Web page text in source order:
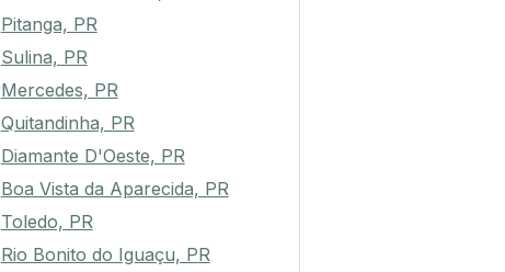
Pitanga, PR
Sulina, PR
Mercedes, PR
Quitandinha, PR
Diamante D'Oeste, PR
Boa Vista da Aparecida, PR
Toledo, PR
Rio Bonito do Iguaçu, PR